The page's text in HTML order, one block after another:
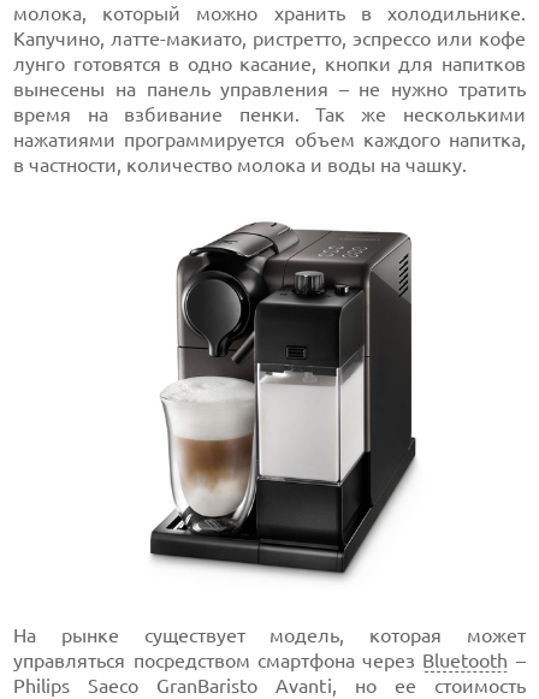
молока, который можно хранить в холодильнике.
Капучино, латте-макиато, ристретто, эспрессо или кофе
лунго готовятся в одно касание, кнопки для напитков
вынесены на панель управления – не нужно тратить
время на взбивание пенки. Так же несколькими
нажатиями программируется объем каждого напитка,
в частности, количество молока и воды на чашку.
На рынке существует модель, которая может
управляться посредством смартфона через Bluetooth –
Philips Saeco GranBaristo Avanti, но ее стоимость